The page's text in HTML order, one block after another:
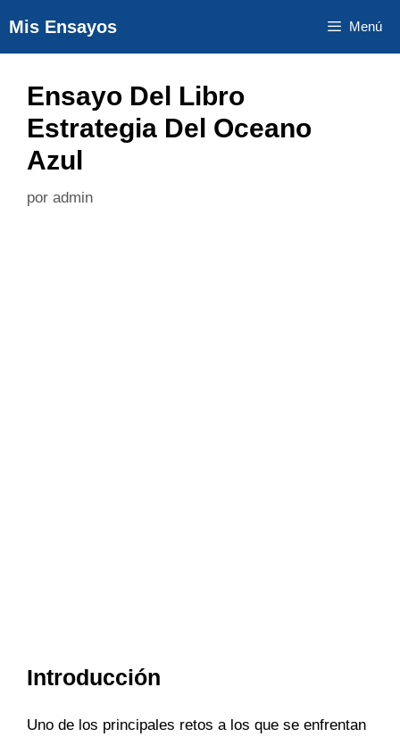
al
contenido
Mis Ensayos Menú
Ensayo Del Libro
Estrategia Del Oceano
Azul
por admin
Introducción
Uno de los principales retos a los que se enfrentan